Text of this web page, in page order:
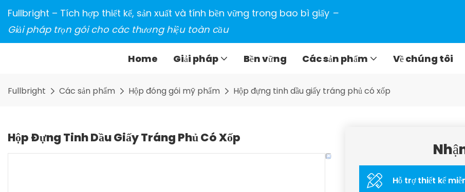
Fullbright – Tích hợp thiết kế, sản xuất và tính bền vững trong bao bì giấy –
Giải pháp trọn gói cho các thương hiệu toàn cầu
Home Giải pháp Bền vững Các sản phẩm Về chúng tôi
Fullbright Các sản phẩm Hộp đóng gói mỹ phẩm Hộp đựng tinh dầu giấy tráng phủ có xốp
Hộp Đựng Tinh Dầu Giấy Tráng Phủ Có Xốp
Hỗ trợ thiết kế